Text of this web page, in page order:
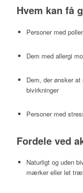
Hvem kan få
Personer med
Dem med allergi
Dem, der ønsker
bivirkninger
Personer med
Fordele ved
Naturligt og uden
mærker eller let